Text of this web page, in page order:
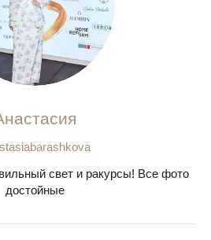
свет и ракурсы! Все фото
достойные